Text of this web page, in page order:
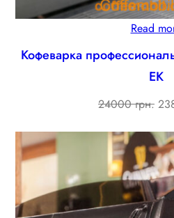
Read
Кофеварка
EK
24000 грн.